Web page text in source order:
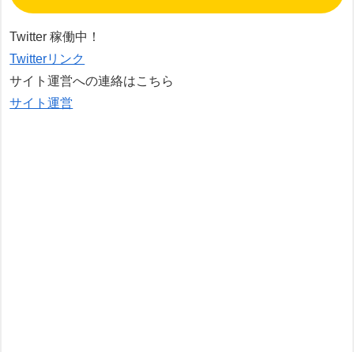
Twitter 稼働中！
Twitterリンク
サイト運営への連絡はこちら
サイト運営